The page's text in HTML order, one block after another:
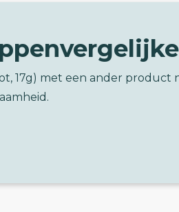
17g) met een ander product